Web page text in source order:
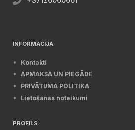
INFORMĀCIJA
Kontakti
APMAKSA UN PIEGĀDE
PRIVĀTUMA POLITIKA
Lietošanas noteikumi
PROFILS